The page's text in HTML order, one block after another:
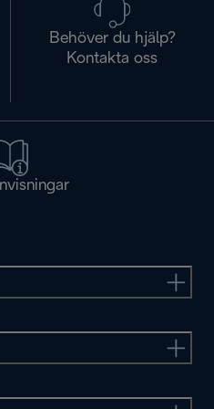
Behöver du hjälp?
Kontakta oss